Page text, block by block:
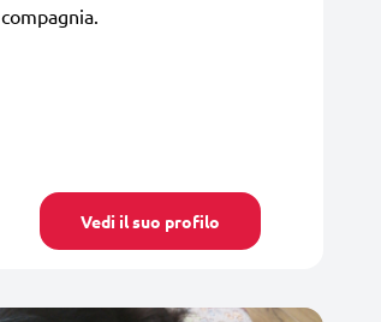
compagnia.
Vedi il suo profilo